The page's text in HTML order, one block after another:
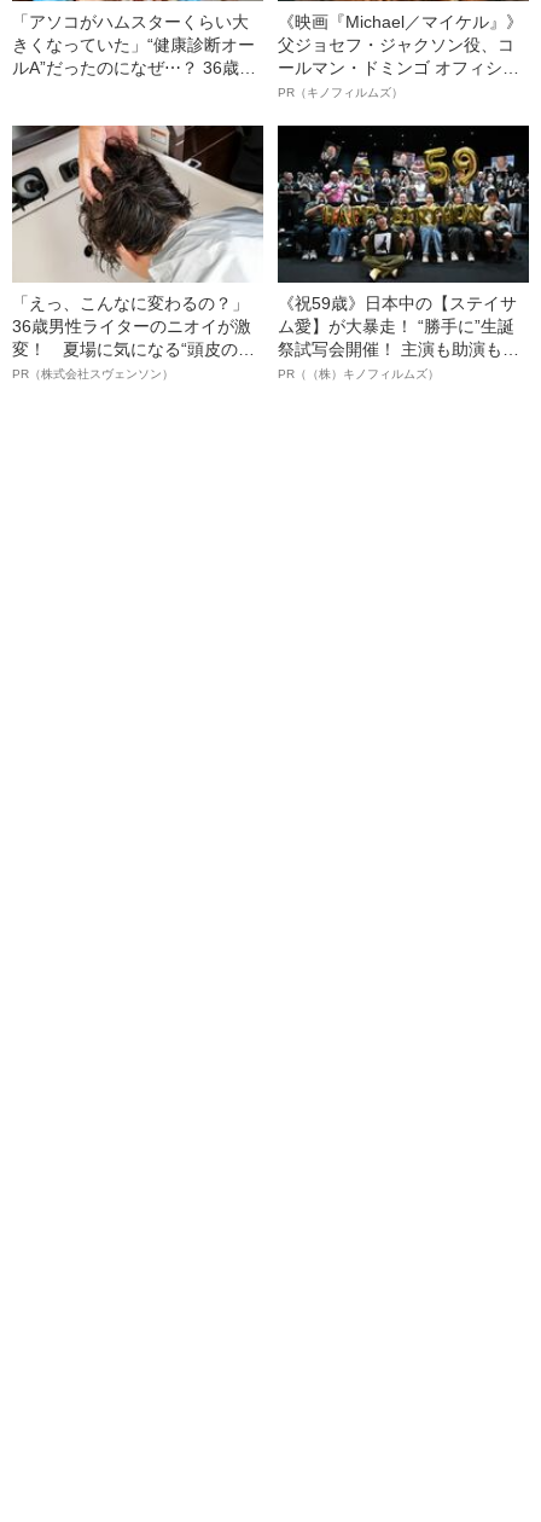
「アソコがハムスターくらい大
きくなっていた」“健康診断オー
ルA”だったのになぜ⋯？ 36歳・
《映画『Michael／マイケル』》
父ジョセフ・ジャクソン役、コ
ールマン・ドミンゴ オフィシャ
ルインタビュー“観客を魅了した
語る”《日本興収70億円突破》
PR（キノフィルムズ）
「えっ、こんなに変わるの？」
36歳男性ライターのニオイが激
変！ 夏場に気になる“頭皮のニ
オイ”や“ベタつき”を解消す
PR（株式会社スヴェンソン）
《祝59歳》日本中の【ステイサ
ム愛】が大暴走！ “勝手に”生誕
祭試写会開催！ 主演も助演も全
部ステイサム！「ステサミー
PR（（株）キノフィルムズ）